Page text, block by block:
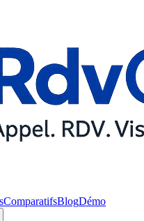
ComparatifsBlogDémo